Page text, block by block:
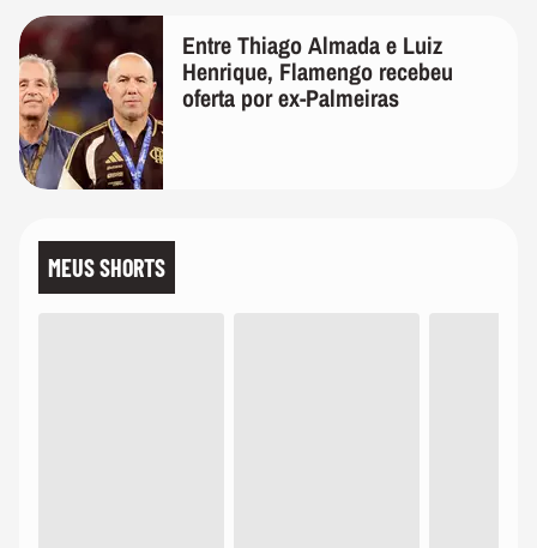
Entre Thiago Almada e Luiz
Henrique, Flamengo recebeu
oferta por ex-Palmeiras
MEUS SHORTS